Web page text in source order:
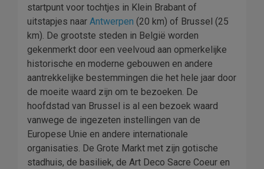
startpunt voor tochtjes in Klein Brabant of
uitstapjes naar Antwerpen (20 km) of Brussel (25
km). De grootste steden in België worden
gekenmerkt door een veelvoud aan opmerkelijke
historische en moderne gebouwen en andere
aantrekkelijke bestemmingen die het hele jaar door
de moeite waard zijn om te bezoeken. De
hoofdstad van Brussel is al een bezoek waard
vanwege de ingezeten instellingen van de
Europese Unie en andere internationale
organisaties. De Grote Markt met zijn gotische
stadhuis, de basiliek, de Art Deco Sacre Coeur en